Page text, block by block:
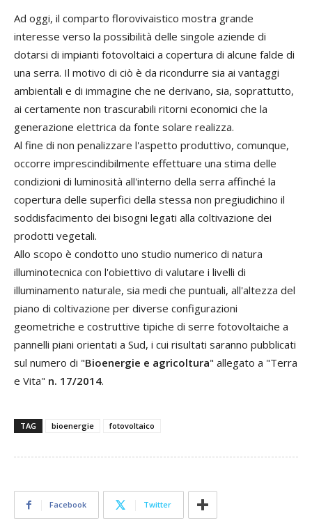
Ad oggi, il comparto florovivaistico mostra grande
interesse verso la possibilità delle singole aziende di
dotarsi di impianti fotovoltaici a copertura di alcune falde di
una serra. Il motivo di ciò è da ricondurre sia ai vantaggi
ambientali e di immagine che ne derivano, sia, soprattutto,
ai certamente non trascurabili ritorni economici che la
generazione elettrica da fonte solare realizza.
Al fine di non penalizzare l'aspetto produttivo, comunque,
occorre imprescindibilmente effettuare una stima delle
condizioni di luminosità all'interno della serra affinché la
copertura delle superfici della stessa non pregiudichino il
soddisfacimento dei bisogni legati alla coltivazione dei
prodotti vegetali.
Allo scopo è condotto uno studio numerico di natura
illuminotecnica con l'obiettivo di valutare i livelli di
illuminamento naturale, sia medi che puntuali, all'altezza del
piano di coltivazione per diverse configurazioni
geometriche e costruttive tipiche di serre fotovoltaiche a
pannelli piani orientati a Sud, i cui risultati saranno pubblicati
sul numero di "Bioenergie e agricoltura" allegato a "Terra
e Vita" n. 17/2014.
TAG bioenergie fotovoltaico
Facebook Twitter